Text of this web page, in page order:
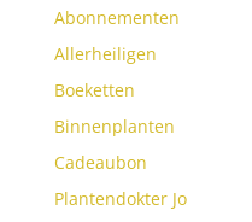
Abonnementen
Allerheiligen
Boeketten
Binnenplanten
Cadeaubon
Plantendokter Jo